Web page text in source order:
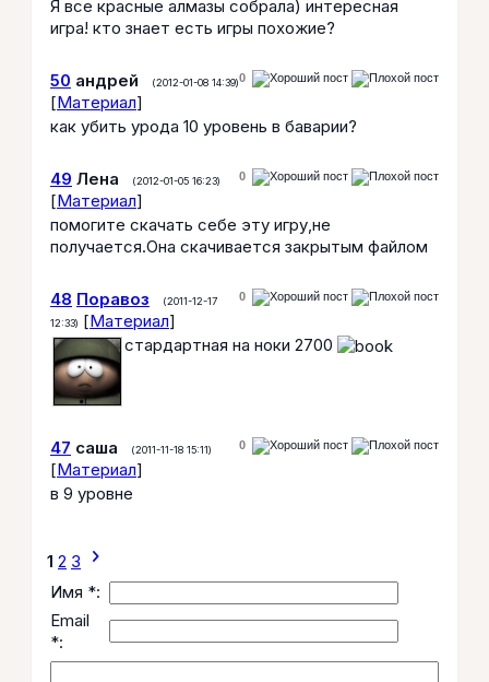
Я все красные алмазы собрала) интересная
игра! кто знает есть игры похожие?
0
50 андрей (2012-01-08 14:39)
[Материал]
как убить урода 10 уровень в баварии?
0
49 Лена (2012-01-05 16:23)
[Материал]
помогите скачать себе эту игру,не
получается.Она скачивается закрытым файлом
0
48 Поравоз
(2011-12-17
12:33) [Материал]
стардартная на ноки 2700
0
47 саша (2011-11-18 15:11)
[Материал]
в 9 уровне
1 2 3 chevron_right
Имя *:
Email
*: